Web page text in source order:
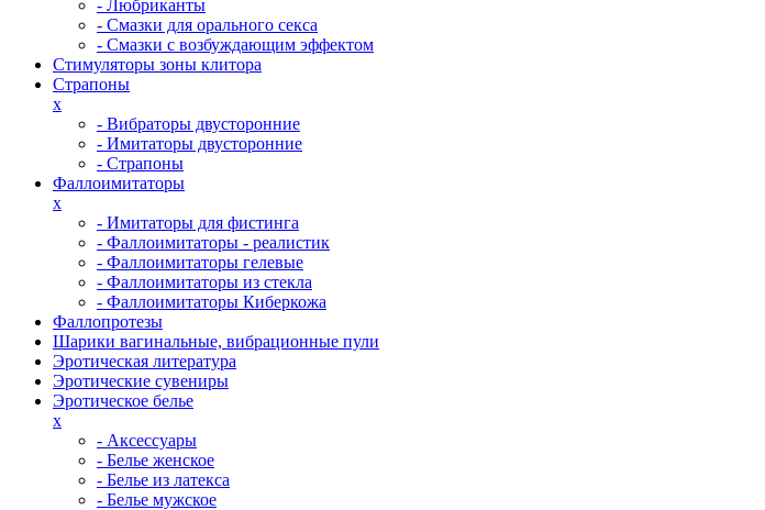
- Любриканты
- Смазки для орального секса
- Смазки с возбуждающим эффектом
Стимуляторы зоны клитора
Страпоны
x
- Вибраторы двусторонние
- Имитаторы двусторонние
- Страпоны
Фаллоимитаторы
x
- Имитаторы для фистинга
- Фаллоимитаторы - реалистик
- Фаллоимитаторы гелевые
- Фаллоимитаторы из стекла
- Фаллоимитаторы Киберкожа
Фаллопротезы
Шарики вагинальные, вибрационные пули
Эротическая литература
Эротические сувениры
Эротическое белье
x
- Аксессуары
- Белье женское
- Белье из латекса
- Белье мужское